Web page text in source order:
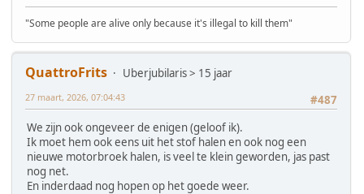
"Some people are alive only because it's illegal to kill them"
QuattroFrits
Uberjubilaris > 15 jaar
#487
27 maart, 2026, 07:04:43
We zijn ook ongeveer de enigen (geloof ik).
Ik moet hem ook eens uit het stof halen en ook nog een
nieuwe motorbroek halen, is veel te klein geworden, jas past
nog net.
En inderdaad nog hopen op het goede weer.